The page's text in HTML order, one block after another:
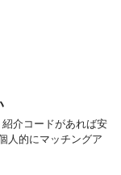
介コードがあれば安
人的にマッチングア